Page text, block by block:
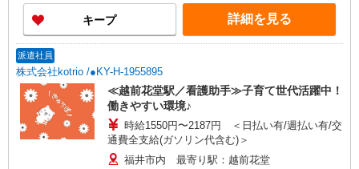
キープ 詳細を見る
派遣社員
株式会社kotrio /●KY-H-1955895
≪越前花堂駅／看護助手≫子育て世代活躍中！
働きやすい環境♪
時給1550円〜2187円 ＜日払い有/週払い有/交
通費全支給(ガソリン代含む)＞
福井市内 最寄り駅：越前花堂